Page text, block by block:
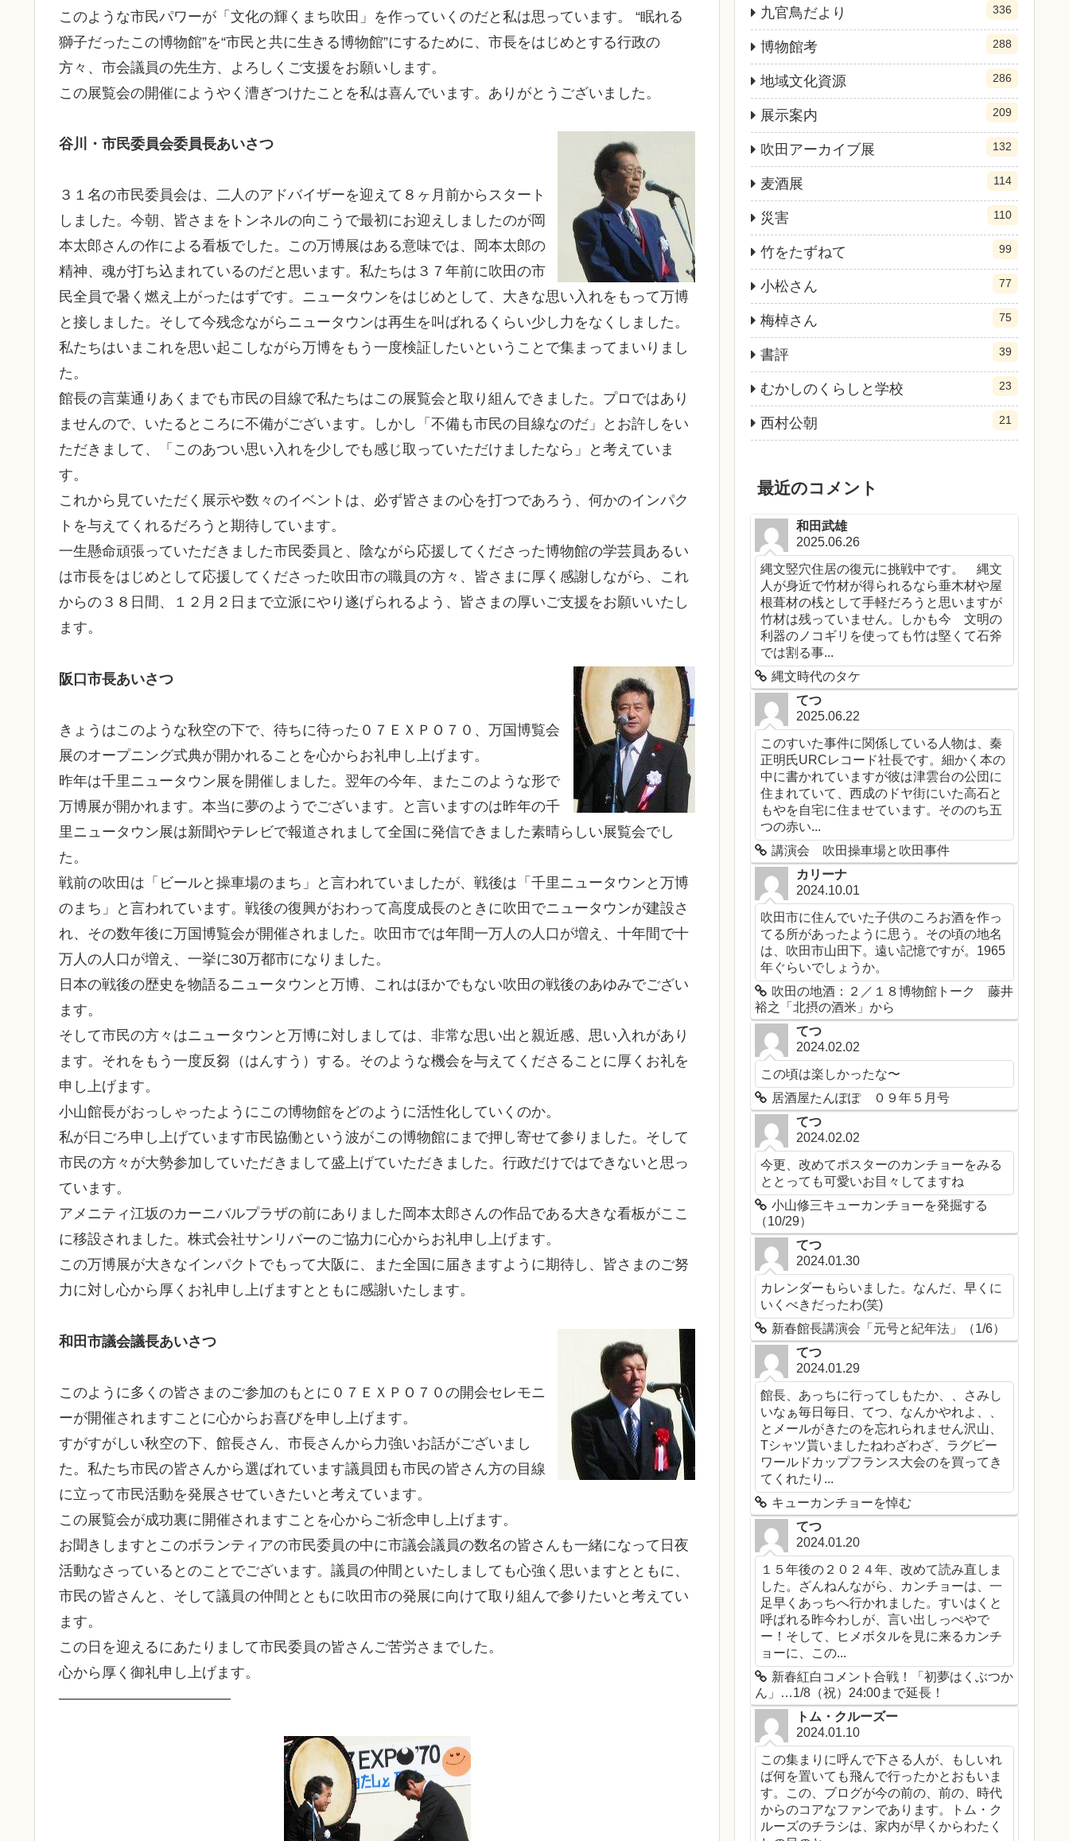
このような市民パワーが「文化の輝くまち吹田」を作っていくのだと私は思っています。 “眠れる
獅子だったこの博物館”を“市民と共に生きる博物館”にするために、市長をはじめとする行政の
方々、市会議員の先生方、よろしくご支援をお願いします。
この展覧会の開催にようやく漕ぎつけたことを私は喜んでいます。ありがとうございました。
谷川・市民委員会委員長あいさつ
３１名の市民委員会は、二人のアドバイザーを迎えて８ヶ月前からスタート
しました。今朝、皆さまをトンネルの向こうで最初にお迎えしましたのが岡
本太郎さんの作による看板でした。この万博展はある意味では、岡本太郎の
精神、魂が打ち込まれているのだと思います。私たちは３７年前に吹田の市
民全員で暑く燃え上がったはずです。ニュータウンをはじめとして、大きな思い入れをもって万博
と接しました。そして今残念ながらニュータウンは再生を叫ばれるくらい少し力をなくしました。
私たちはいまこれを思い起こしながら万博をもう一度検証したいということで集まってまいりまし
た。
館長の言葉通りあくまでも市民の目線で私たちはこの展覧会と取り組んできました。プロではあり
ませんので、いたるところに不備がございます。しかし「不備も市民の目線なのだ」とお許しをい
ただきまして、「このあつい思い入れを少しでも感じ取っていただけましたなら」と考えていま
す。
これから見ていただく展示や数々のイベントは、必ず皆さまの心を打つであろう、何かのインパク
トを与えてくれるだろうと期待しています。
一生懸命頑張っていただきました市民委員と、陰ながら応援してくださった博物館の学芸員あるい
は市長をはじめとして応援してくださった吹田市の職員の方々、皆さまに厚く感謝しながら、これ
からの３８日間、１２月２日まで立派にやり遂げられるよう、皆さまの厚いご支援をお願いいたし
ます。
阪口市長あいさつ
きょうはこのような秋空の下で、待ちに待った０７ＥＸＰＯ７０、万国博覧会
展のオープニング式典が開かれることを心からお礼申し上げます。
昨年は千里ニュータウン展を開催しました。翌年の今年、またこのような形で
万博展が開かれます。本当に夢のようでございます。と言いますのは昨年の千
里ニュータウン展は新聞やテレビで報道されまして全国に発信できました素晴らしい展覧会でし
た。
戦前の吹田は「ビールと操車場のまち」と言われていましたが、戦後は「千里ニュータウンと万博
のまち」と言われています。戦後の復興がおわって高度成長のときに吹田でニュータウンが建設さ
れ、その数年後に万国博覧会が開催されました。吹田市では年間一万人の人口が増え、十年間で十
万人の人口が増え、一挙に30万都市になりました。
日本の戦後の歴史を物語るニュータウンと万博、これはほかでもない吹田の戦後のあゆみでござい
ます。
そして市民の方々はニュータウンと万博に対しましては、非常な思い出と親近感、思い入れがあり
ます。それをもう一度反芻（はんすう）する。そのような機会を与えてくださることに厚くお礼を
申し上げます。
小山館長がおっしゃったようにこの博物館をどのように活性化していくのか。
私が日ごろ申し上げています市民協働という波がこの博物館にまで押し寄せて参りました。そして
市民の方々が大勢参加していただきまして盛上げていただきました。行政だけではできないと思っ
ています。
アメニティ江坂のカーニバルプラザの前にありました岡本太郎さんの作品である大きな看板がここ
に移設されました。株式会社サンリバーのご協力に心からお礼申し上げます。
この万博展が大きなインパクトでもって大阪に、また全国に届きますように期待し、皆さまのご努
力に対し心から厚くお礼申し上げますとともに感謝いたします。
和田市議会議長あいさつ
このように多くの皆さまのご参加のもとに０７ＥＸＰＯ７０の開会セレモニ
ーが開催されますことに心からお喜びを申し上げます。
すがすがしい秋空の下、館長さん、市長さんから力強いお話がございまし
た。私たち市民の皆さんから選ばれています議員団も市民の皆さん方の目線
に立って市民活動を発展させていきたいと考えています。
この展覧会が成功裏に開催されますことを心からご祈念申し上げます。
お聞きしますとこのボランティアの市民委員の中に市議会議員の数名の皆さんも一緒になって日夜
活動なさっているとのことでございます。議員の仲間といたしましても心強く思いますとともに、
市民の皆さんと、そして議員の仲間とともに吹田市の発展に向けて取り組んで参りたいと考えてい
ます。
この日を迎えるにあたりまして市民委員の皆さんご苦労さまでした。
心から厚く御礼申し上げます。
————————————
九官鳥だより 336
博物館考 288
地域文化資源 286
展示案内 209
吹田アーカイブ展 132
麦酒展 114
災害 110
竹をたずねて 99
小松さん 77
梅棹さん 75
書評 39
むかしのくらしと学校 23
西村公朝 21
最近のコメント
和田武雄
2025.06.26
縄文竪穴住居の復元に挑戦中です。 縄文
人が身近で竹材が得られるなら垂木材や屋
根葺材の桟として手軽だろうと思いますが
竹材は残っていません。しかも今 文明の
利器のノコギリを使っても竹は堅くて石斧
では割る事...
縄文時代のタケ
てつ
2025.06.22
このすいた事件に関係している人物は、秦
正明氏URCレコード社長です。細かく本の
中に書かれていますが彼は津雲台の公団に
住まれていて、西成のドヤ街にいた高石と
もやを自宅に住ませています。そののち五
つの赤い...
講演会 吹田操車場と吹田事件
カリーナ
2024.10.01
吹田市に住んでいた子供のころお酒を作っ
てる所があったように思う。その頃の地名
は、吹田市山田下。遠い記憶ですが。1965
年ぐらいでしょうか。
吹田の地酒：２／１８博物館トーク 藤井
裕之「北摂の酒米」から
てつ
2024.02.02
この頃は楽しかったな〜
居酒屋たんぽぽ ０９年５月号
てつ
2024.02.02
今更、改めてポスターのカンチョーをみる
ととっても可愛いお目々してますね
小山修三キューカンチョーを発掘する
（10/29）
てつ
2024.01.30
カレンダーもらいました。なんだ、早くに
いくべきだったわ(笑)
新春館長講演会「元号と紀年法」（1/6）
てつ
2024.01.29
館長、あっちに行ってしもたか、、さみし
いなぁ毎日毎日、てつ、なんかやれよ、、
とメールがきたのを忘れられません沢山、
Tシャツ貰いましたねわざわざ、ラグビー
ワールドカップフランス大会のを買ってき
てくれたり...
キューカンチョーを悼む
てつ
2024.01.20
１５年後の２０２４年、改めて読み直しま
した。ざんねんながら、カンチョーは、一
足早くあっちへ行かれました。すいはくと
呼ばれる昨今わしが、言い出しっぺやで
ー！そして、ヒメボタルを見に来るカンチ
ョーに、この...
新春紅白コメント合戦！「初夢はくぶつか
ん」…1/8（祝）24:00まで延長！
トム・クルーズー
2024.01.10
この集まりに呼んで下さる人が、もしいれ
ば何を置いても飛んで行ったかとおもいま
す。この、ブログが今の前の、前の、時代
からのコアなファンであります。トム・ク
ルーズのチラシは、家内が早くからわたく